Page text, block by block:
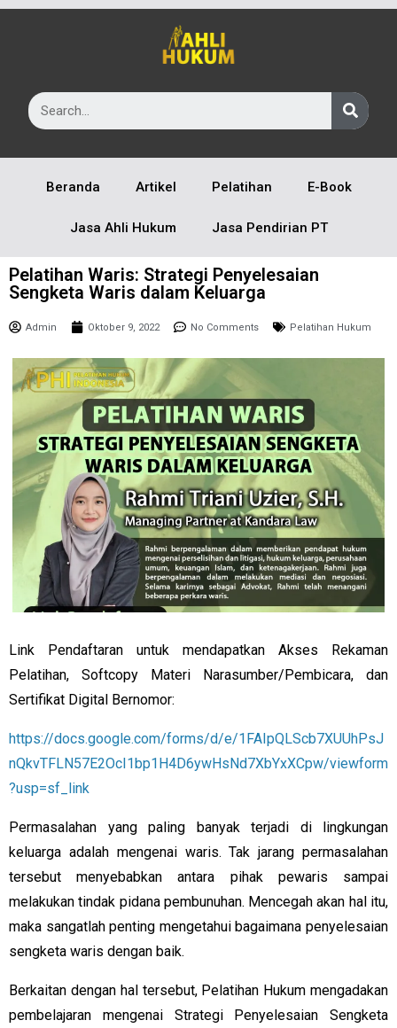
Beranda Artikel Pelatihan E-Book
Jasa Ahli Hukum Jasa Pendirian PT
Pelatihan Waris: Strategi Penyelesaian
Sengketa Waris dalam Keluarga
Admin Oktober 9, 2022 No Comments Pelatihan Hukum
Link Pendaftaran untuk mendapatkan Akses Rekaman
Pelatihan, Softcopy Materi Narasumber/Pembicara, dan
Sertifikat Digital Bernomor:
https://docs.google.com/forms/d/e/1FAIpQLScb7XUUhPsJ
nQkvTFLN57E2OcI1bp1H4D6ywHsNd7XbYxXCpw/viewform
?usp=sf_link
Permasalahan yang paling banyak terjadi di lingkungan
keluarga adalah mengenai waris. Tak jarang permasalahan
tersebut menyebabkan antara pihak pewaris sampai
melakukan tindak pidana pembunuhan. Mencegah akan hal itu,
maka sangatlah penting mengetahui bagaimana penyelesaian
sengketa waris dengan baik.
Berkaitan dengan hal tersebut, Pelatihan Hukum mengadakan
pembelajaran mengenai Strategi Penyelesaian Sengketa